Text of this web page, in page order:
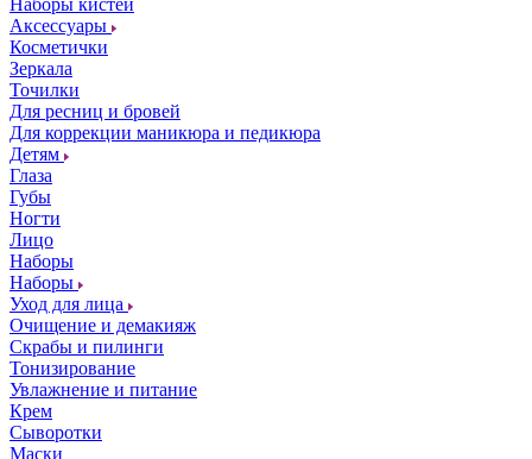
Наборы кистей
Аксессуары
Косметички
Зеркала
Точилки
Для ресниц и бровей
Для коррекции маникюра и педикюра
Детям
Глаза
Губы
Ногти
Лицо
Наборы
Наборы
Уход для лица
Очищение и демакияж
Скрабы и пилинги
Тонизирование
Увлажнение и питание
Крем
Сыворотки
Маски